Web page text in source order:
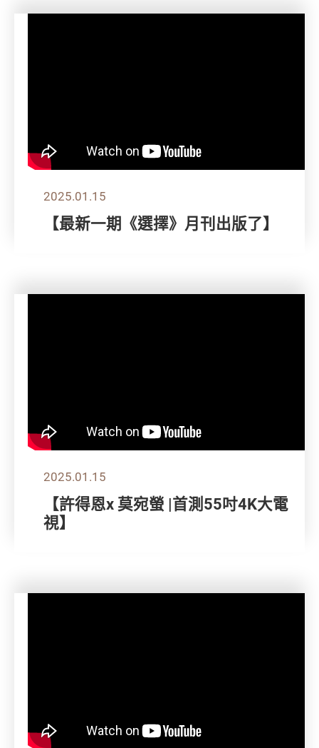
2025.01.15
【最新一期《選擇》月刊出版了】
2025.01.15
【許得恩x 莫宛螢 |首測55吋4K大電
視】